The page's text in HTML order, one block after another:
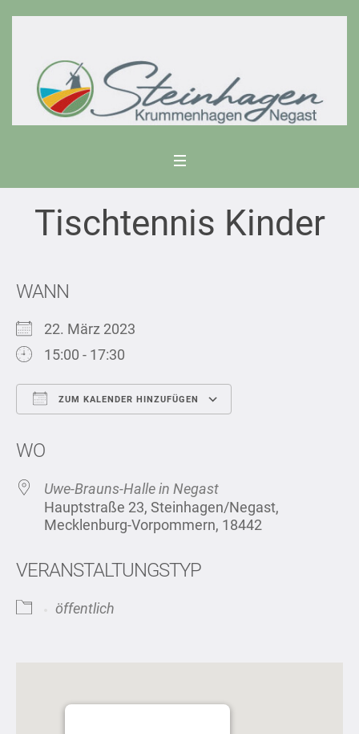
Tischtennis Kinder
WANN
22. März 2023
15:00 - 17:30
ZUM KALENDER HINZUFÜGEN
WO
Uwe-Brauns-Halle in Negast
Hauptstraße 23, Steinhagen/Negast,
Mecklenburg-Vorpommern, 18442
VERANSTALTUNGSTYP
öffentlich